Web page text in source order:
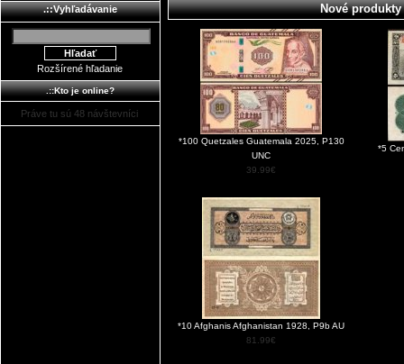
.::Vyhľadávanie
Rozšírené hľadanie
.::Kto je online?
Práve tu sú 48 návštevníci
Nové produkty
*100 Quetzales Guatemala 2025, P130
UNC
39.99€
*5
*10 Afghanis Afghanistan 1928, P9b AU
81.99€